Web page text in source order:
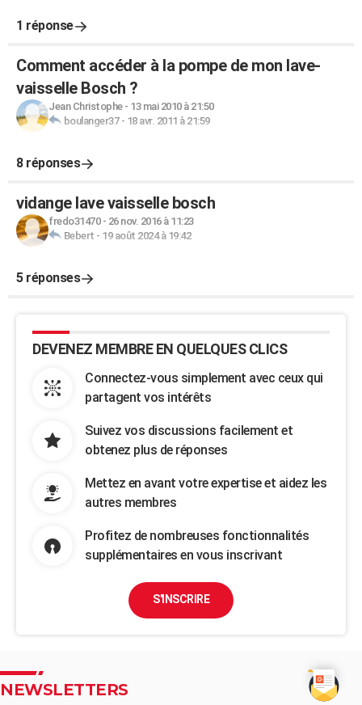
1 réponse
Comment accéder à la pompe de mon lave-
vaisselle Bosch ?
Jean Christophe- 13 mai 2010 à 21:50
boulanger37- 18 avr. 2011 à 21:59
8 réponses
vidange lave vaisselle bosch
fredo31470- 26 nov. 2016 à 11:23
Bebert - 19 août 2024 à 19:42
5 réponses
DEVENEZ MEMBRE EN QUELQUES CLICS
Connectez-vous simplement avec ceux qui
partagent vos intérêts
Suivez vos discussions facilement et
obtenez plus de réponses
Mettez en avant votre expertise et aidez les
autres membres
Profitez de nombreuses fonctionnalités
supplémentaires en vous inscrivant
S'INSCRIRE
NEWSLETTERS